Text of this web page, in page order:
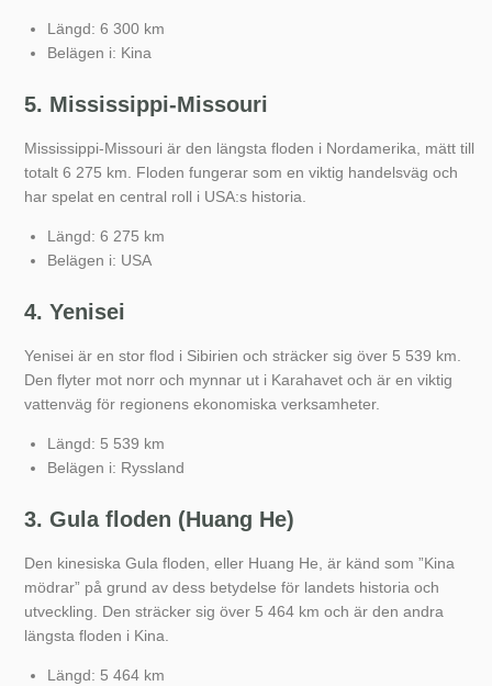
Längd: 6 300 km
Belägen i: Kina
5. Mississippi-Missouri
Mississippi-Missouri är den längsta floden i Nordamerika, mätt till
totalt 6 275 km. Floden fungerar som en viktig handelsväg och
har spelat en central roll i USA:s historia.
Längd: 6 275 km
Belägen i: USA
4. Yenisei
Yenisei är en stor flod i Sibirien och sträcker sig över 5 539 km.
Den flyter mot norr och mynnar ut i Karahavet och är en viktig
vattenväg för regionens ekonomiska verksamheter.
Längd: 5 539 km
Belägen i: Ryssland
3. Gula floden (Huang He)
Den kinesiska Gula floden, eller Huang He, är känd som ”Kina
mödrar” på grund av dess betydelse för landets historia och
utveckling. Den sträcker sig över 5 464 km och är den andra
längsta floden i Kina.
Längd: 5 464 km